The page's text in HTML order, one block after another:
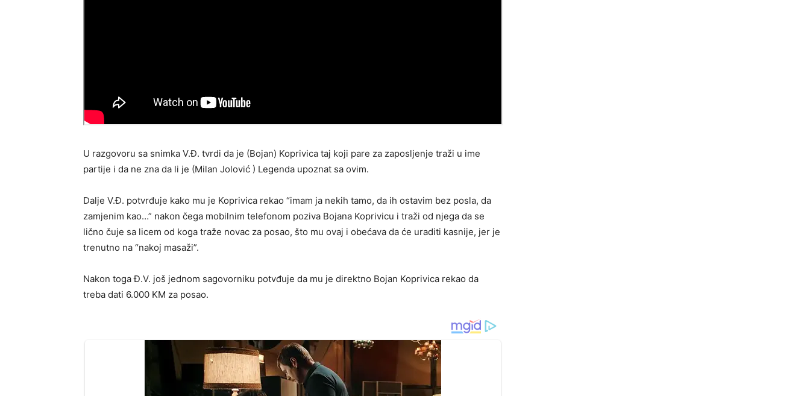
U razgovoru sa snimka V.Đ. tvrdi da je (Bojan) Koprivica taj koji pare za zaposljenje traži u ime
partije i da ne zna da li je (Milan Jolović ) Legenda upoznat sa ovim.
Dalje V.Đ. potvrđuje kako mu je Koprivica rekao “imam ja nekih tamo, da ih ostavim bez posla, da
zamjenim kao…” nakon čega mobilnim telefonom poziva Bojana Koprivicu i traži od njega da se
lično čuje sa licem od koga traže novac za posao, što mu ovaj i obećava da će uraditi kasnije, jer je
trenutno na “nakoj masaži”.
Nakon toga Đ.V. još jednom sagovorniku potvđuje da mu je direktno Bojan Koprivica rekao da
treba dati 6.000 KM za posao.